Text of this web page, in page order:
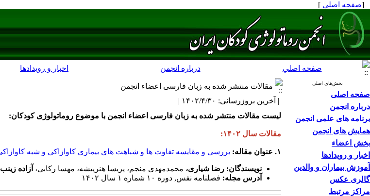
[صفحه اصلی ]
صفحه اصلي درباره انجمن اخبار و رویدادها
بخش‌های اصلی
صفحه اصلی
درباره انجمن
برنامه های علمی انجمن
همایش های انجمن
بخش اعضاء
اخبار و رویدادها
آموزش بیماران و والدین
گالری عکس
مراکز مرتبط
مقالات منتشر شده به زبان فارسی اعضاء انجمن
| آخرین بروزرسانی: ۱۴۰۲/۴/۳۰ |
لیست مقالات منتشر شده به زبان فارسی اعضاء انجمن با موضوع روماتولوژی کودکان:
مقالات سال ۱۴۰۲:
۱. عنوان مقاله: بررسی و مقایسه تفاوت ها و شباهت های بیماری کاوازاکی و شبه کاوازاکی
نویسندگان: رضا شیاری، محمدمهدی منجم، پریسا هنرپیشه، مهسا رکابی، آزاده
آدرس مجله: فصلنامه نفس, دوره ۱۰ شماره ۱ سال ۱۴۰۲